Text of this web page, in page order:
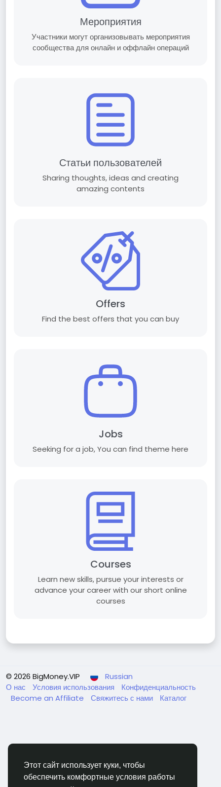
Этот сайт использует куки, чтобы
обеспечить комфортные условия работы
Мероприятия
Участники могут организовывать мероприятия
сообщества для онлайн и оффлайн операций
Статьи пользователей
Sharing thoughts, ideas and creating
amazing contents
Offers
Find the best offers that you can buy
Jobs
Seeking for a job, You can find theme here
Courses
Learn new skills, pursue your interests or
advance your career with our short online
courses
© 2026 BigMoney.VIP
Russian
О нас
Условия использования
Конфиденциальность
Become an Affiliate
Свяжитесь с нами Каталог
BigMoney.VIP Powered byHosting Pokrov